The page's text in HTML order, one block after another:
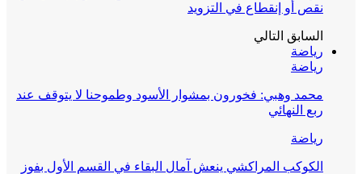
نقص أو إنقطاع في التزويد
السابق التالي
رياضة
رياضة
محمد وهبي: فخورون بمشوار الأسود وطموحنا لا يتوقف عند
ربع النهائي
رياضة
الكوكب المراكشي ينعش آمال البقاء في القسم الأول بفوز